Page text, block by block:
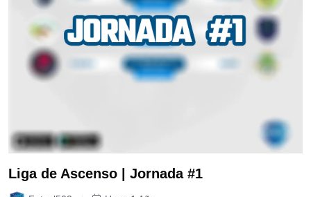
Liga de Ascenso | Jornada #1